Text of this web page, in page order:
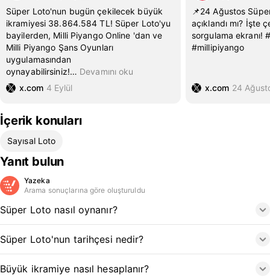
Süper Loto'nun bugün çekilecek büyük
ikramiyesi 38.864.584 TL! Süper Loto'yu
bayilerden, Milli Piyango Online 'dan ve
Milli Piyango Şans Oyunları
uygulamasından
oynayabilirsiniz!… Devamını oku
x.com 4 Eylül
📌24 Ağustos
açıklandı mı? İşte
sorgulama ekranı!
#millipiyango
x.com 24
İçerik konuları
Sayısal Loto
Yanıt bulun
Yazeka
Arama sonuçlarına göre oluşturuldu
Süper Loto nasıl oynanır?
Süper Loto'nun tarihçesi nedir?
Büyük ikramiye nasıl hesaplanır?